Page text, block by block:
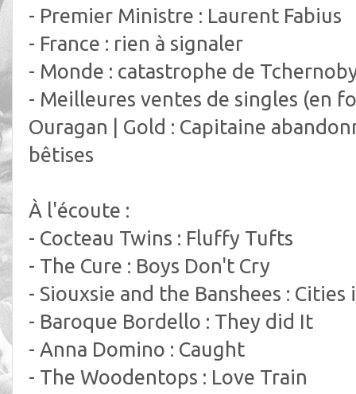
- Premier Ministre : Laurent Fabius
- France : rien à signaler
- Monde : catastrophe de
- Meilleures ventes de singles (en
Ouragan | Gold : Capitaine
bêtises
À l'écoute :
- Cocteau Twins : Fluffy Tufts
- The Cure : Boys Don't Cry
- Siouxsie and the Banshees : Cities
- Baroque Bordello : They did It
- Anna Domino : Caught
- The Woodentops : Love Train